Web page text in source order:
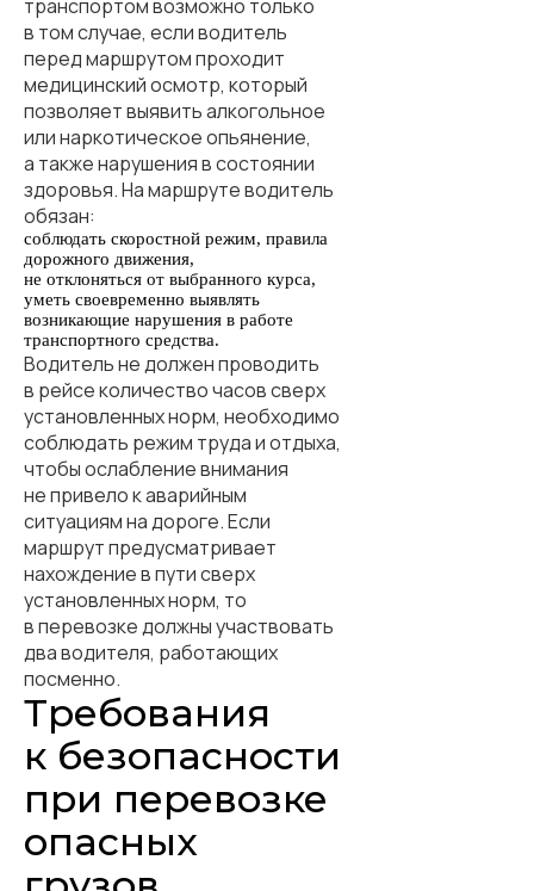
транспортом возможно только
в том случае, если водитель
перед маршрутом проходит
медицинский осмотр, который
позволяет выявить алкогольное
или наркотическое опьянение,
а также нарушения в состоянии
здоровья. На маршруте водитель
обязан:
соблюдать скоростной режим, правила
дорожного движения,
не отклоняться от выбранного курса,
уметь своевременно выявлять
возникающие нарушения в работе
транспортного средства.
Водитель не должен проводить
в рейсе количество часов сверх
установленных норм, необходимо
соблюдать режим труда и отдыха,
чтобы ослабление внимания
не привело к аварийным
ситуациям на дороге. Если
маршрут предусматривает
нахождение в пути сверх
установленных норм, то
в перевозке должны участвовать
два водителя, работающих
посменно.
Требования
к безопасности
при перевозке
опасных